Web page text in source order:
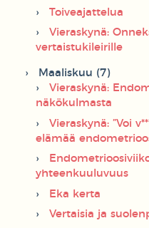
Toiveajattelua
Vieraskynä:
vertaistukileirille
Maaliskuu (7)
Vieraskynä:
näkökulmasta
Vieraskynä: ”Voi
elämää
yhteenkuuluvuus
Eka kerta
Vertaisia ja